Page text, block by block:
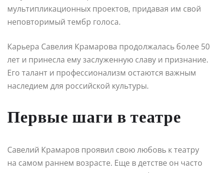
мультипликационных проектов, придавая им свой
неповторимый тембр голоса.
Карьера Савелия Крамарова продолжалась более 50
лет и принесла ему заслуженную славу и признание.
Его талант и профессионализм остаются важным
наследием для российской культуры.
Первые шаги в театре
Савелий Крамаров проявил свою любовь к театру
на самом раннем возрасте. Еще в детстве он часто